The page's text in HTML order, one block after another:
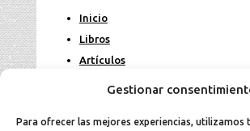
Gestionar
Para ofrecer las mejores experiencias, utilizamos
Inicio
Libros
Artículos